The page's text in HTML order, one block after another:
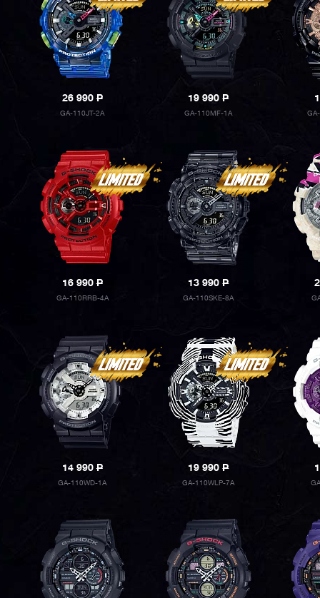
26 990P
GA-110JT-2A
19 990P
GA-110MF-1A
16 990P
GA-110RRB-4A
13 990P
GA-110SKE-8A
14 990P
GA-110WD-1A
19 990P
GA-110WLP-7A